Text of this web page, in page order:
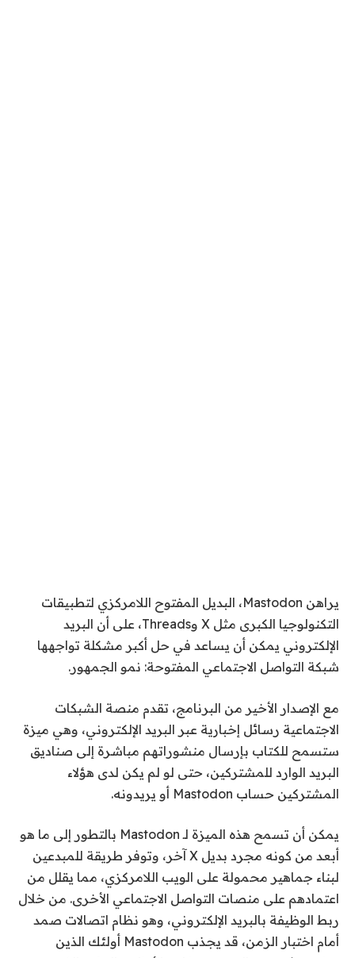
يراهن Mastodon، البديل المفتوح اللامركزي لتطبيقات
التكنولوجيا الكبرى مثل X وThreads، على أن البريد
الإلكتروني يمكن أن يساعد في حل أكبر مشكلة تواجهها
شبكة التواصل الاجتماعي المفتوحة: نمو الجمهور.
مع الإصدار الأخير من البرنامج، تقدم منصة الشبكات
الاجتماعية رسائل إخبارية عبر البريد الإلكتروني، وهي ميزة
ستسمح للكتاب بإرسال منشوراتهم مباشرة إلى صناديق
البريد الوارد للمشتركين، حتى لو لم يكن لدى هؤلاء
المشتركين حساب Mastodon أو يريدونه.
يمكن أن تسمح هذه الميزة لـ Mastodon بالتطور إلى ما هو
أبعد من كونه مجرد بديل X آخر، وتوفر طريقة للمبدعين
لبناء جماهير محمولة على الويب اللامركزي، مما يقلل من
اعتمادهم على منصات التواصل الاجتماعي الأخرى. من خلال
ربط الوظيفة بالبريد الإلكتروني، وهو نظام اتصالات صمد
أمام اختبار الزمن، قد يجذب Mastodon أولئك الذين